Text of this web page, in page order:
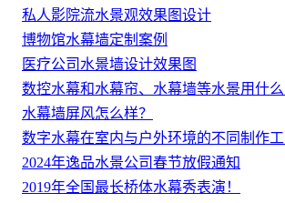
私人影院流水景观效果图设计
博物馆水幕墙定制案例
医疗公司水景墙设计效果图
数控水幕和水幕帘、水幕墙等水景用什么
水幕墙屏风怎么样？
数字水幕在室内与户外环境的不同制作工
2024年逸品水景公司春节放假通知
2019年全国最长桥体水幕秀表演！